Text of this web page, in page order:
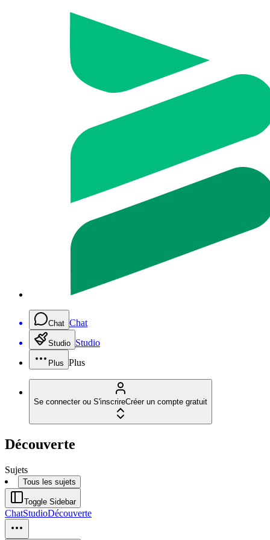
Chat Chat
Studio Studio
Plus Plus
Se connecter ou S'inscrireCréer un compte gratuit
Découverte
Sujets
Tous les sujets
Toggle Sidebar
ChatStudioDécouverte